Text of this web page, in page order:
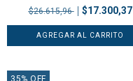
$26.615,96
$17.300,37
35% OFF